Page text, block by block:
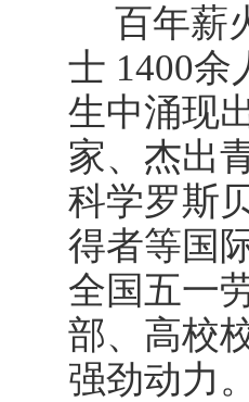
百年薪
士 1400余
生中涌现
家、杰出
科学罗斯
得者等国
全国五一
部、高校
强劲动力